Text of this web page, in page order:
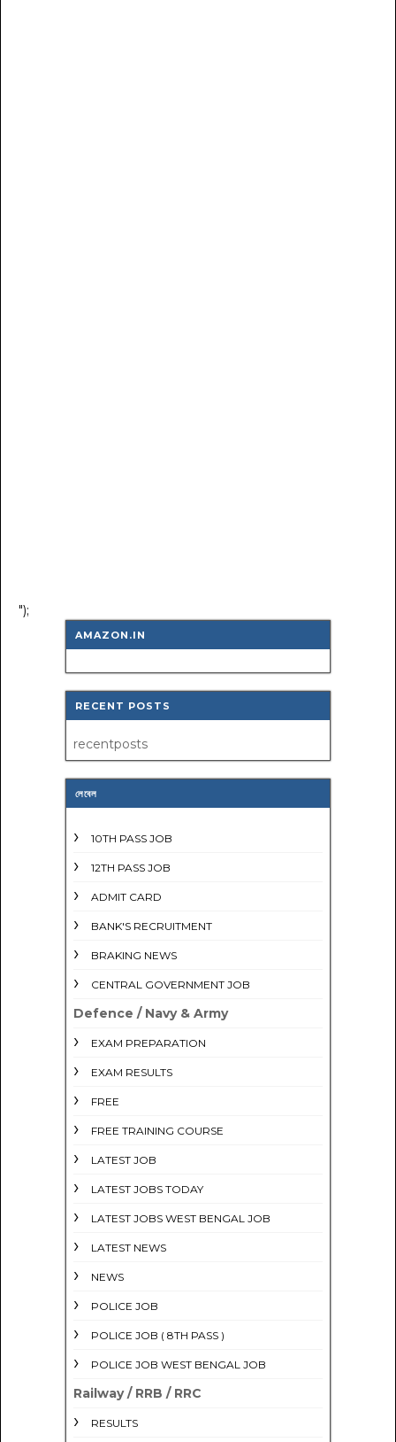
");
AMAZON.IN
RECENT POSTS
recentposts
লেবেল
10TH PASS JOB
12TH PASS JOB
ADMIT CARD
BANK'S RECRUITMENT
BRAKING NEWS
CENTRAL GOVERNMENT JOB
Defence / Navy & Army
EXAM PREPARATION
EXAM RESULTS
FREE
FREE TRAINING COURSE
LATEST JOB
LATEST JOBS TODAY
LATEST JOBS WEST BENGAL JOB
LATEST NEWS
NEWS
POLICE JOB
POLICE JOB ( 8TH PASS )
POLICE JOB WEST BENGAL JOB
Railway / RRB / RRC
RESULTS